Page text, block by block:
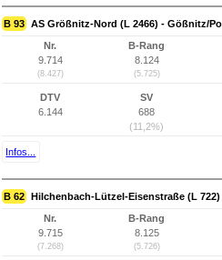
B 93 AS Größnitz-Nord (L 2466) - Gößnitz/
Nr.
9.714
(8.427)
B-Rang
8.124
(5.725)
DTV
6.144
SV
688
(11,2%)
Infos...
B 62 Hilchenbach-Lützel-Eisenstraße (L
Nr.
9.715
(7.268)
B-Rang
8.125
(5.726)